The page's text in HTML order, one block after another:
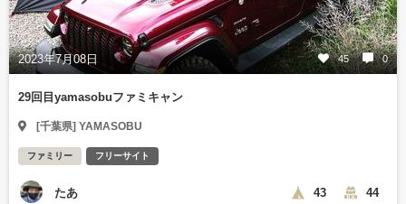
2023年7月08日 45 0
29回目yamasobuファミキャン
[千葉県] YAMASOBU
ファミリー フリーサイト
たあ 43 44